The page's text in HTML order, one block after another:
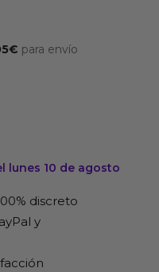
€ para envío
lunes 10 de agosto
discreto
y